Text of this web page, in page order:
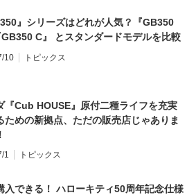
』シリーズはどれが人気？『GB350
C』 とスタンダードモデルを比較
10 トピックス
『Cub HOUSE』原付二種ライフを充実
ための新拠点、ただの販売店じゃありま
1 トピックス
入できる！ ハローキティ50周年記念仕様